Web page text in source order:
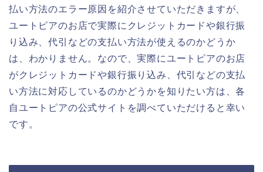
払い方法のエラー原因を紹介させていただきますが、
ユートピアのお店で実際にクレジットカードや銀行振
り込み、代引などの支払い方法が使えるのかどうか
は、わかりません。なので、実際にユートピアのお店
がクレジットカードや銀行振り込み、代引などの支払
い方法に対応しているのかどうかを知りたい方は、各
自ユートピアの公式サイトを調べていただけると幸い
です。